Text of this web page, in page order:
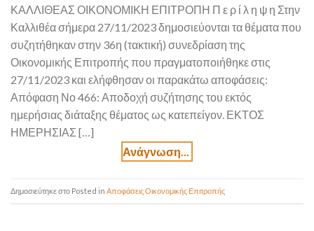
ΚΑΛΛΙΘΕΑΣ ΟΙΚΟΝΟΜΙΚΗ ΕΠΙΤΡΟΠΗ Π ε ρ ί λ η ψ η Στην
Καλλιθέα σήμερα 27/11/2023 δημοσιεύονται τα θέματα που
συζητήθηκαν στην 36η (τακτική) συνεδρίαση της
Οικονομικής Επιτροπής που πραγματοποιήθηκε στις
27/11/2023 και ελήφθησαν οι παρακάτω αποφάσεις:
Απόφαση Νο 466: Αποδοχή συζήτησης του εκτός
ημερήσιας διάταξης θέματος ως κατεπείγον. ΕΚΤΟΣ
ΗΜΕΡΗΣΙΑΣ […]
Posted in Αποφάσεις Οικονομικής Επιτροπής